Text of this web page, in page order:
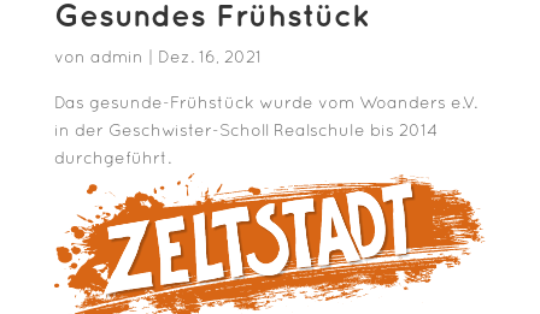
Gesundes Frühstück
von admin Dez. 16, 2021
Das gesunde-Frühstück wurde vom Woanders e.V.
in der Geschwister-Scholl Realschule bis 2014
durchgeführt.